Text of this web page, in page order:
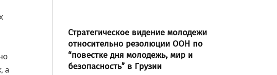
а
Стратегическое видение молодежи
относительно резолюции ООН по
“повестке дня молодежь, мир и
безопасность” в Грузии